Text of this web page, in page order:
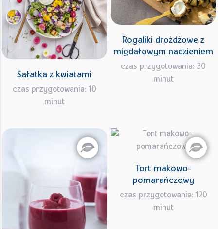
Sałatka z kwiatami
czas przygotowania: 10
minut
Rogaliki drożdżowe z
migdałowym nadzieniem
czas przygotowania: 30
minut
Tort makowo-
pomarańczowy
czas przygotowania: 120
minut